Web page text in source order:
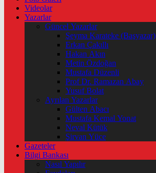
Videolar
Yazarlar
Güncel Yazarlar
Şeyma Karateke (Başyazar)
Erkan Çakıllı
Hakan Akın
Metin Özdoğan
Mustafa Düzenli
Prof Dr. Ramazan Abay
Yusuf Bolat
Ayrılan Yazarlar
Gülten Abacı
Mustafa Kemal Yonat
Neval Kütük
Şirvan Yüce
Gazeteler
Bilgi Bankası
Nasıl Yapılır